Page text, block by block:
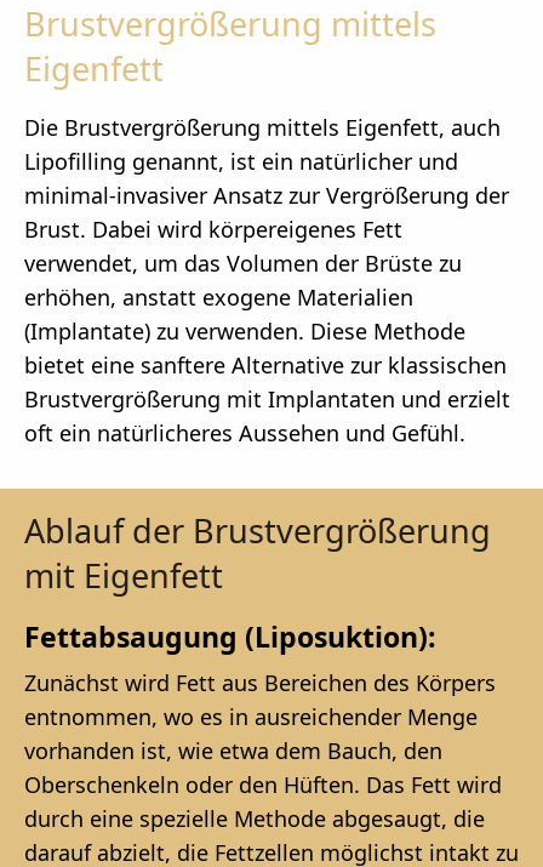
Brustvergrößerung mittels
Eigenfett
Die Brustvergrößerung mittels Eigenfett, auch
Lipofilling genannt, ist ein natürlicher und
minimal-invasiver Ansatz zur Vergrößerung der
Brust. Dabei wird körpereigenes Fett
verwendet, um das Volumen der Brüste zu
erhöhen, anstatt exogene Materialien
(Implantate) zu verwenden. Diese Methode
bietet eine sanftere Alternative zur klassischen
Brustvergrößerung mit Implantaten und erzielt
oft ein natürlicheres Aussehen und Gefühl.
Ablauf der Brustvergrößerung
mit Eigenfett
Fettabsaugung (Liposuktion):
Zunächst wird Fett aus Bereichen des Körpers
entnommen, wo es in ausreichender Menge
vorhanden ist, wie etwa dem Bauch, den
Oberschenkeln oder den Hüften. Das Fett wird
durch eine spezielle Methode abgesaugt, die
darauf abzielt, die Fettzellen möglichst intakt zu